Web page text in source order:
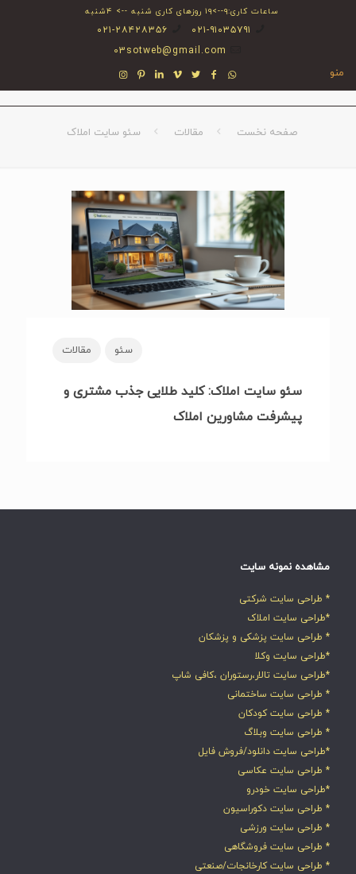
ساعات کاری:۹-->۱۹ روزهای کاری شنبه --> ۴شنبه
۰۲۱-۹۱۰۳۵۷۹۱
۰۲۱-۲۸۴۲۸۳۵۶
03sotweb@gmail.com
منو
صفحه نخست مقالات سئو سایت املاک
سئو مقالات
سئو سایت املاک: کلید طلایی جذب مشتری و
پیشرفت مشاورین املاک
مشاهده نمونه سایت
* طراحی سایت شرکتی
*طراحی سایت املاک
* طراحی سایت پزشکی و پزشکان
*طراحی سایت وکلا
*طراحی سایت تالار،رستوران ،کافی شاپ
* طراحی سایت ساختمانی
* طراحی سایت کودکان
* طراحی سایت وبلاگ
*طراحی سایت دانلود/فروش فایل
* طراحی سایت عکاسی
*طراحی سایت خودرو
* طراحی سایت دکوراسیون
* طراحی سایت ورزشی
* طراحی سایت فروشگاهی
* طراحی سایت کارخانجات/صنعتی